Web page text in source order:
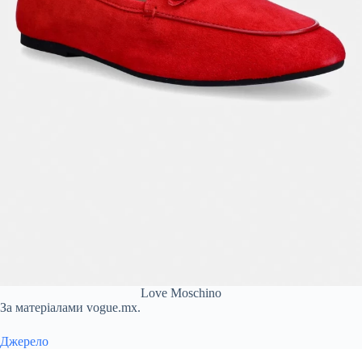
Love Moschino
За матеріалами vogue.mx.
Джерело